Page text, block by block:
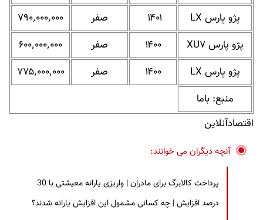
پژو پارس LX
۱۴۰۱ صفر
۷۹۰٬۰۰۰٬۰۰۰
پژو پارس XU۷
۱۴۰۰ صفر
۶۰۰٬۰۰۰٬۰۰۰
پژو پارس LX
۱۴۰۰ صفر
۷۷۵٬۰۰۰٬۰۰۰
منبع: باما
اقتصادآنلاین
آنچه دیگران می خوانند:
پرداخت کالابرگ برای مادران | واریزی یارانه معیشتی با 30
درصد افزایش | چه کسانی مشمول این افزایش یارانه شدند؟